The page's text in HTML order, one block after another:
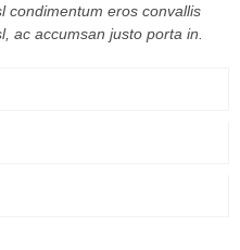
condimentum eros convallis
ac accumsan justo porta in.